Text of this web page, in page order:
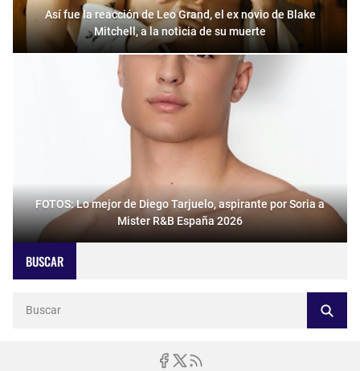
Así fue la reacción de Leo Grand, el ex novio de Blake
Mitchell, a la noticia de su muerte
FOTOS: Lo mejor de Diego Tarjuelo, aspirante por Soria a
Mister R&B España 2026
BUSCAR